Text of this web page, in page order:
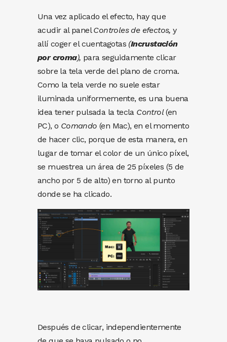
Una vez aplicado el efecto, hay que
acudir al panelControles de efectos, y
allí coger el cuentagotas (Incrustación
por croma), para seguidamente clicar
sobre la tela verde del plano de croma.
Como la tela verde no suele estar
iluminada uniformemente, es una buena
idea tener pulsada la tecla Control(en
PC), o Comando (en Mac), en el momento
de hacer clic, porque de esta manera, en
lugar de tomar el color de un único píxel,
se muestrea un área de 25 píxeles (5 de
ancho por 5 de alto) en torno al punto
donde se ha clicado.
Después de clicar, independientemente